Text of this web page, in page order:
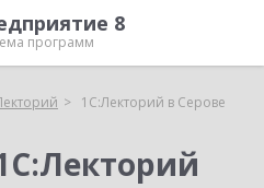
8
программ
1С:Лекторий в Серове